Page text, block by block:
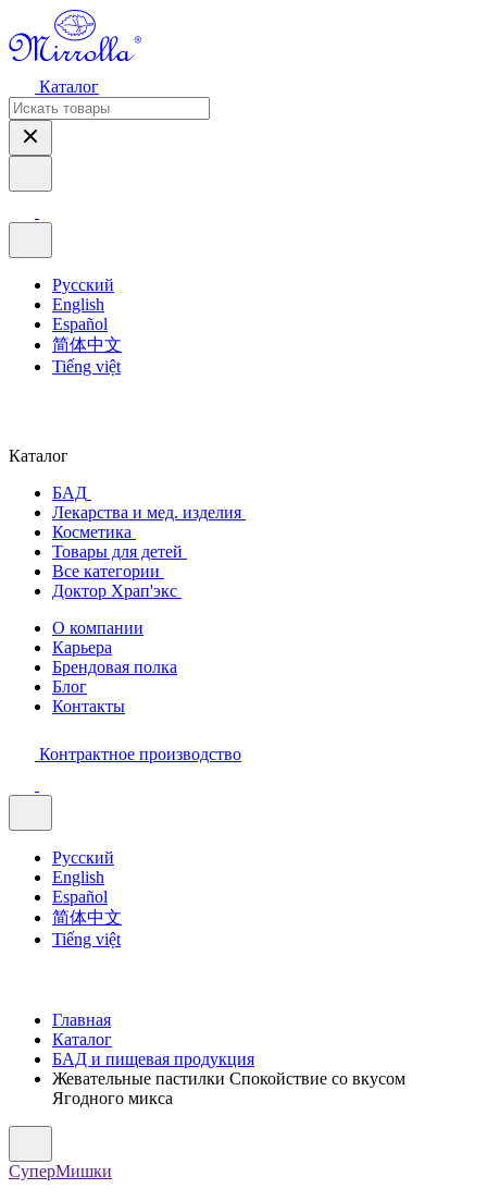
Каталог
Русский
English
Español
简体中文
Tiếng việt
Каталог
БАД
Лекарства и мед. изделия
Косметика
Товары для детей
Все категории
Доктор Храп'экс
О компании
Карьера
Брендовая полка
Блог
Контакты
Контрактное производство
Русский
English
Español
简体中文
Tiếng việt
Главная
Каталог
БАД и пищевая продукция
Жевательные пастилки Спокойствие со вкусом
Ягодного микса
СуперМишки